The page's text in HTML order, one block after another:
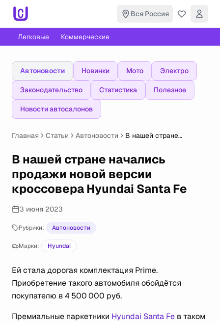
Вся Россия
Легковые Коммерческие
Автоновости Новинки Мото Электро
Законодательство Статистика Полезное
Новости автосалонов
Главная Статьи Автоновости
В нашей стране
новой версии
кроссовера Hyundai
Santa Fe
В нашей стране начались
продажи новой версии
кроссовера Hyundai Santa Fe
3 июня 2023
Рубрики: Автоновости
Марки: Hyundai
Ей стала дорогая комплектация Prime.
Приобретение такого автомобиля обойдётся
покупателю в 4 500 000 руб.
Премиальные паркетники Hyundai Santa Fe в таком